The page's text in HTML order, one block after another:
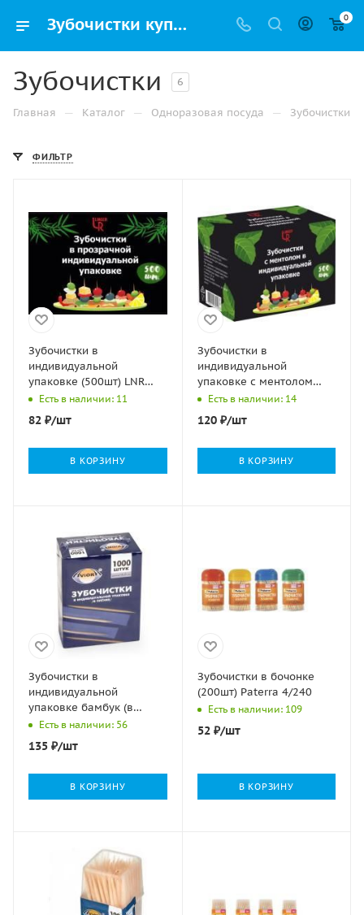
Зубочистки купить оптом и в розницу в Самаре | Упак РФ 0
Зубочистки 6
Главная — Каталог — Одноразовая посуда — Зубочистки
ФИЛЬТР
Зубочистки в
индивидуальной
упаковке (500шт) LNR
1/50Есть в наличии: 11
82 ₽/шт
В КОРЗИНУ
Зубочистки в
индивидуальной
упаковке с ментолом
(500шт) LNR 1/50
Есть в наличии: 14
120₽/шт
В КОРЗИНУ
Зубочистки в
индивидуальной
упаковке бамбук (в
пленке) без ментола
Aviora (1000шт) 1/30
Есть в наличии: 56
135 ₽/шт
В КОРЗИНУ
Зубочистки в бочонке
(200шт) Paterra 4/240
Есть в наличии: 109
52₽/шт
В КОРЗИНУ